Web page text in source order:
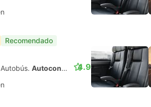
Recomendado
Autoconexión 4.9